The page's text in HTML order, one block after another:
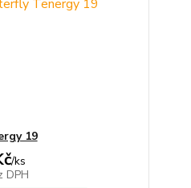
19
/ks
DPH